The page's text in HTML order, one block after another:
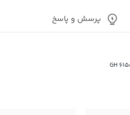
پرسش و پاسخ